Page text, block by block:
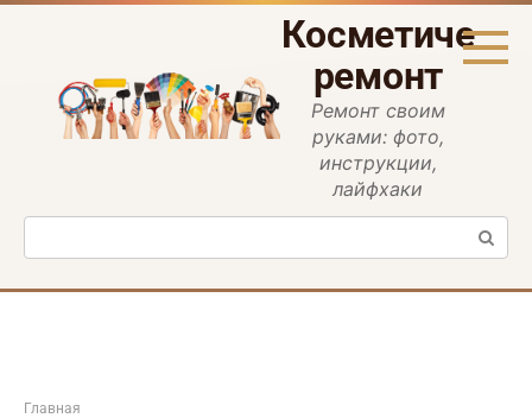
Перейти
ремонт
Ремонт своим
руками: фото,
инструкции,
лайфхаки
Поиск:
Главная